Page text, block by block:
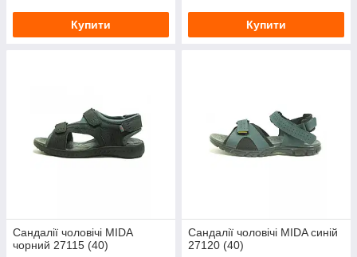
Купити Купити
Сандалії чоловічі MIDA
чорний 27115 (40)
Сандалії чоловічі MIDA синій
27120 (40)